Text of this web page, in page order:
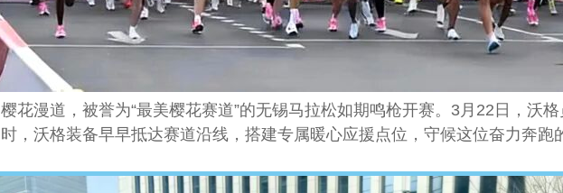
花漫道，被誉为“最美樱花赛道”的无锡马拉松如期鸣枪开赛。3月22日，沃
，沃格装备早早抵达赛道沿线，搭建专属暖心应援点位，守候这位奋力奔